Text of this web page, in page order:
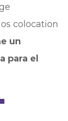
colocation
un
para el